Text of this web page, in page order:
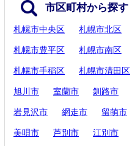
市区町村から探す
札幌市中央区 札幌市北区
札幌市豊平区 札幌市南区
札幌市手稲区 札幌市清田区
旭川市 室蘭市 釧路市
岩見沢市 網走市 留萌市
美唄市 芦別市 江別市